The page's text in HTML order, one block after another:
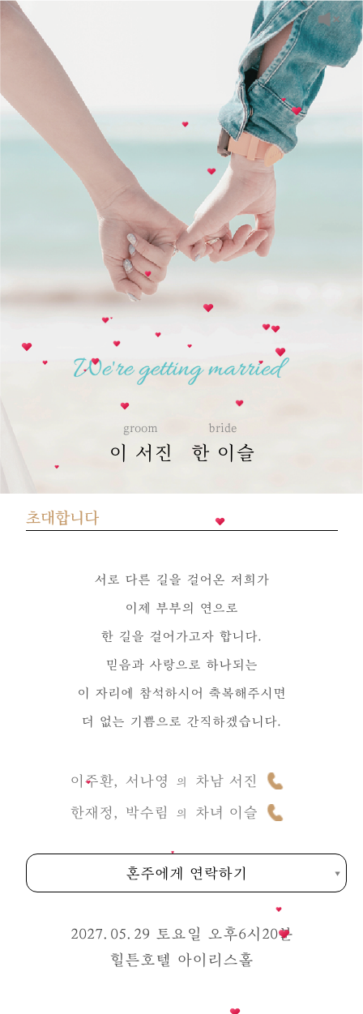
groom
이 서진
bride
한 이슬
초대합니다
서로 다른 길을 걸어온 저희가
이제 부부의 연으로
한 길을 걸어가고자 합니다.
믿음과 사랑으로 하나되는
이 자리에 참석하시어 축복해주시면
더 없는 기쁨으로 간직하겠습니다.
이주환, 서나영 의
차남 서진
한재정, 박수림
의 차녀 이슬
혼주에게 연락하기
2027.05.29 토요일 오후6시20분
힐튼호텔 아이리스홀